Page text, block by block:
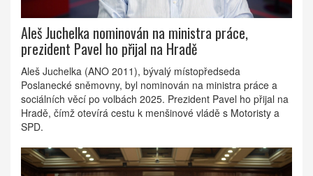
Aleš Juchelka nominován na ministra práce,
prezident Pavel ho přijal na Hradě
Aleš Juchelka (ANO 2011), bývalý místopředseda
Poslanecké sněmovny, byl nominován na ministra práce a
sociálních věcí po volbách 2025. Prezident Pavel ho přijal na
Hradě, čímž otevírá cestu k menšinové vládě s Motoristy a
SPD.